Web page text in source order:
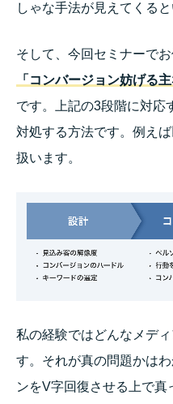
しゃな手法が見えてくると
そして、今回セミナーで
「 コンバージョン妨げる
です。上記の3段階に対応
対処する方法です。例え
扱います。
私の経験ではどんなメデ
す。それが真の問題かは
ンをV字回復させる上で真